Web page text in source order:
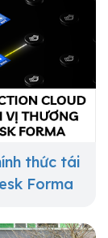
thức tái
Forma